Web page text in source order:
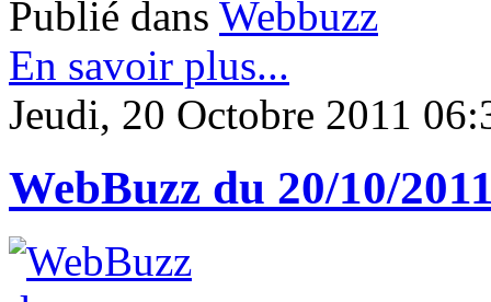
Publié dans Webbuzz
En savoir plus...
Jeudi, 20 Octobre 2011
WebBuzz du 20/10/